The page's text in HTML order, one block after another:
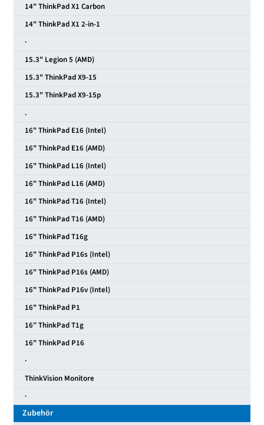
14" ThinkPad X1 Carbon
14" ThinkPad X1 2-in-1
·
15.3" Legion 5 (AMD)
15.3" ThinkPad X9-15
15.3" ThinkPad X9-15p
.
16" ThinkPad E16 (Intel)
16" ThinkPad E16 (AMD)
16" ThinkPad L16 (Intel)
16" ThinkPad L16 (AMD)
16" ThinkPad T16 (Intel)
16" ThinkPad T16 (AMD)
16" ThinkPad T16g
16" ThinkPad P16s (Intel)
16" ThinkPad P16s (AMD)
16" ThinkPad P16v (Intel)
16" ThinkPad P1
16″ ThinkPad T1g
16" ThinkPad P16
·
ThinkVision Monitore
·
Zubehör